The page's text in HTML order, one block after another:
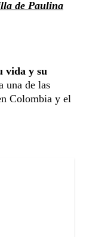
de Paulina
vida y su
una de las
Colombia y el